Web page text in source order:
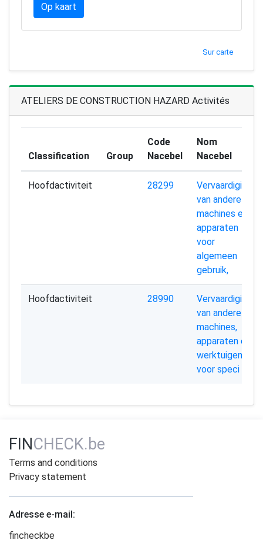
Op kaart
Sur carte
ATELIERS DE CONSTRUCTION HAZARD Activités
Classification Group
Code
Nacebel
Nom
Nacebel
Hoofdactiviteit 28299
Vervaardiging
van andere
machines en
apparaten
voor
algemeen
gebruik,
Hoofdactiviteit 28990
Vervaardiging
van andere
machines,
apparaten en
werktuigen
voor speci
FINCHECK.be
Terms and conditions
Privacy statement
Adresse e-mail:
fincheckbe